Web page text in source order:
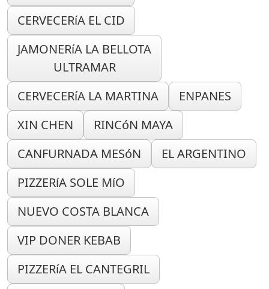
CERVECERíA EL CID
JAMONERíA LA BELLOTA
ULTRAMAR
CERVECERíA LA MARTINA
ENPANES
XIN CHEN
RINCóN MAYA
CANFURNADA MESóN
EL ARGENTINO
PIZZERíA SOLE MíO
NUEVO COSTA BLANCA
VIP DONER KEBAB
PIZZERíA EL CANTEGRIL